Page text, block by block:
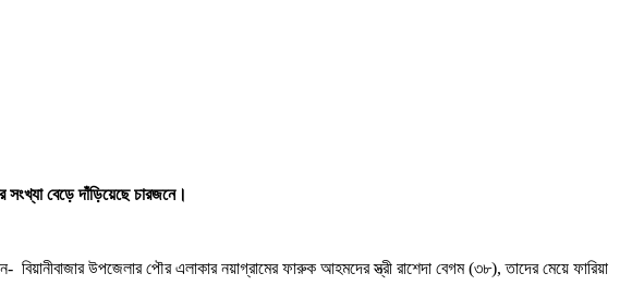
বেড়ে দাঁড়িয়েছে চারজনে।
উপজেলার পৌর এলাকার নয়াগ্রামের ফারুক আহমদের স্ত্রী রাশেদা বেগম (৩৮), তাদের মেয়ে ফারিয়া